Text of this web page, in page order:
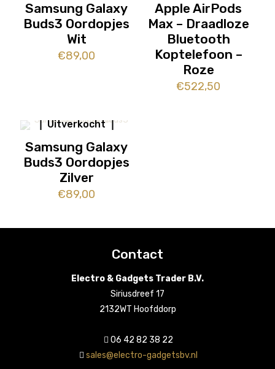
Samsung Galaxy
Buds3 Oordopjes
Wit
€89,00
Apple AirPods
Max – Draadloze
Bluetooth
Koptelefoon –
Roze
€522,50
Uitverkocht
Samsung Galaxy
Buds3 Oordopjes
Zilver
€89,00
Contact
Electro & Gadgets Trader B.V.
Siriusdreef 17
2132WT Hoofddorp
06 42 82 38 22
sales@electro-gadgetsbv.nl